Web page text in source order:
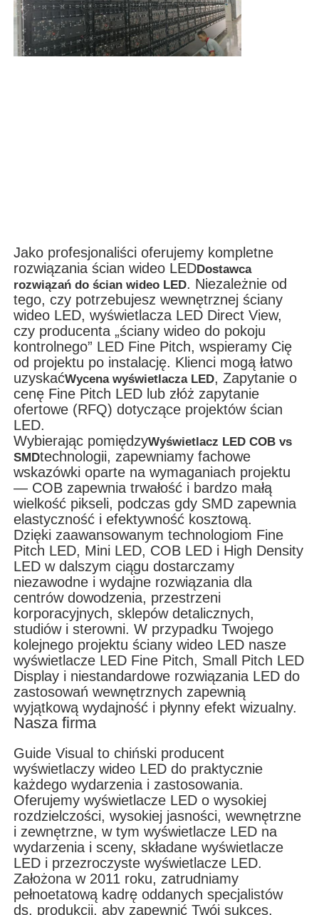
Jako profesjonaliści oferujemy kompletne
rozwiązania ścian wideo LEDDostawca
rozwiązań do ścian wideo LED. Niezależnie od
tego, czy potrzebujesz wewnętrznej ściany
wideo LED, wyświetlacza LED Direct View,
czy producenta „ściany wideo do pokoju
kontrolnego” LED Fine Pitch, wspieramy Cię
od projektu po instalację. Klienci mogą łatwo
uzyskaćWycena wyświetlacza LED, Zapytanie o
cenę Fine Pitch LED lub złóż zapytanie
ofertowe (RFQ) dotyczące projektów ścian
LED.
Wybierając pomiędzyWyświetlacz LED COB vs
SMDtechnologii, zapewniamy fachowe
wskazówki oparte na wymaganiach projektu
— COB zapewnia trwałość i bardzo małą
wielkość pikseli, podczas gdy SMD zapewnia
elastyczność i efektywność kosztową.
Dzięki zaawansowanym technologiom Fine
Pitch LED, Mini LED, COB LED i High Density
LED w dalszym ciągu dostarczamy
niezawodne i wydajne rozwiązania dla
centrów dowodzenia, przestrzeni
korporacyjnych, sklepów detalicznych,
studiów i sterowni. W przypadku Twojego
kolejnego projektu ściany wideo LED nasze
wyświetlacze LED Fine Pitch, Small Pitch LED
Display i niestandardowe rozwiązania LED do
zastosowań wewnętrznych zapewnią
wyjątkową wydajność i płynny efekt wizualny.
Nasza firma
Guide Visual to chiński producent
wyświetlaczy wideo LED do praktycznie
każdego wydarzenia i zastosowania.
Oferujemy wyświetlacze LED o wysokiej
rozdzielczości, wysokiej jasności, wewnętrzne
i zewnętrzne, w tym wyświetlacze LED na
wydarzenia i sceny, składane wyświetlacze
LED i przezroczyste wyświetlacze LED.
Założona w 2011 roku, zatrudniamy
pełnoetatową kadrę oddanych specjalistów
ds. produkcji, aby zapewnić Twój sukces.